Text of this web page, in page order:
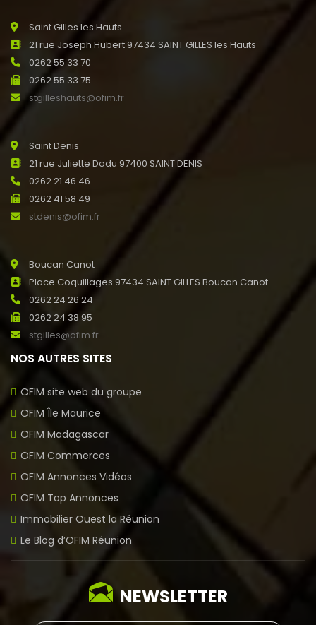
Saint Gilles les Hauts
21 rue Joseph Hubert 97434 SAINT GILLES les Hauts
0262 55 33 70
0262 55 33 75
stgilleshauts@ofim.fr
Saint Denis
21 rue Juliette Dodu 97400 SAINT DENIS
0262 21 46 46
0262 41 58 49
stdenis@ofim.fr
Boucan Canot
Place Coquillages 97434 SAINT GILLES Boucan Canot
0262 24 26 24
0262 24 38 95
stgilles@ofim.fr
NOS AUTRES SITES
OFIM site web du groupe
OFIM Île Maurice
OFIM Madagascar
OFIM Commerces
OFIM Annonces Vidéos
OFIM Top Annonces
Immobilier Ouest la Réunion
Le Blog d’OFIM Réunion
NEWSLETTER